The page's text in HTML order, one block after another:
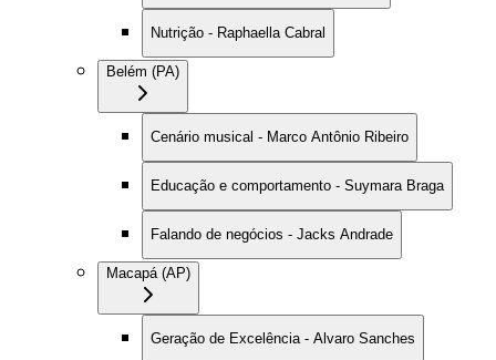
Nutrição - Raphaella Cabral
Belém (PA)
Cenário musical - Marco Antônio Ribeiro
Educação e comportamento - Suymara Braga
Falando de negócios - Jacks Andrade
Macapá (AP)
Geração de Excelência - Alvaro Sanches